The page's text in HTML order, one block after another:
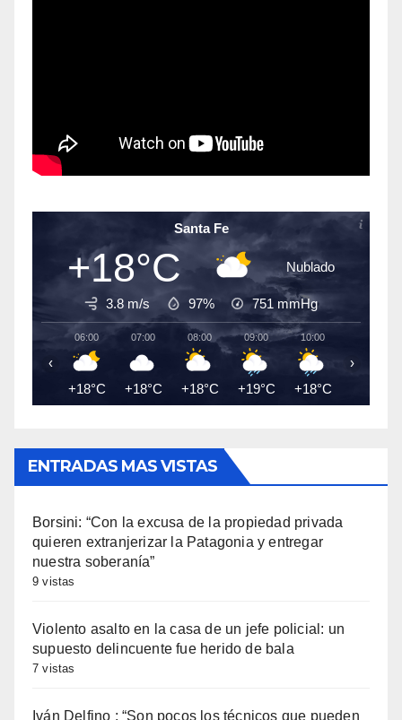
Santa Fe
+18°C Nublado
3.8 m/s 97% 751 mmHg
06:00
+18°C
07:00
+18°C
08:00
+18°C
09:00
+19°C
10:00
+18°C
‹ ›
ENTRADAS MAS VISTAS
Borsini: “Con la excusa de la propiedad privada
quieren extranjerizar la Patagonia y entregar
nuestra soberanía”
9 vistas
Violento asalto en la casa de un jefe policial: un
supuesto delincuente fue herido de bala
7 vistas
Iván Delfino : “Son pocos los técnicos que pueden